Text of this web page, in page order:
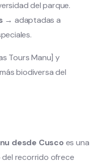
del parque.
→ adaptadas a
Tours Manu] y
biodiversa del
desde Cusco es una
del recorrido ofrece